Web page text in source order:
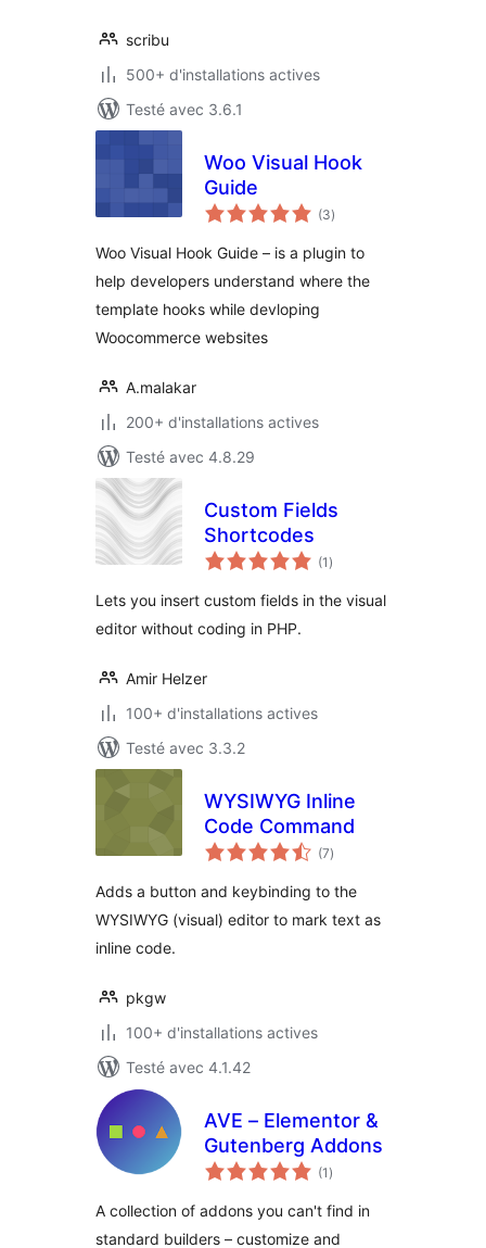
scribu
500+ d'installations actives
Testé avec 3.6.1
Woo Visual Hook
Guide
(3notes
en
)
Woo Visual Hook Guide – is a plugin to
help developers understand where the
template hooks while devloping
Woocommerce websites
A.malakar
200+ d'installations actives
Testé avec 4.8.29
Custom Fields
Shortcodes
(1 notes
en
)
Lets you insert custom fields in the visual
editor without coding in PHP.
Amir Helzer
100+ d'installations actives
Testé avec 3.3.2
WYSIWYG Inline
Code Command
(7notes
en
)
Adds a button and keybinding to the
WYSIWYG (visual) editor to mark text as
inline code.
pkgw
100+ d'installations actives
Testé avec 4.1.42
AVE – Elementor &
Gutenberg Addons
(1 notes
en
)
A collection of addons you can't find in
standard builders – customize and